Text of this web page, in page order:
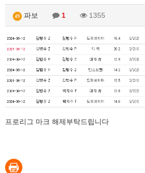
49 파보 1 1355
프로리그 마크 해제부탁드립니다